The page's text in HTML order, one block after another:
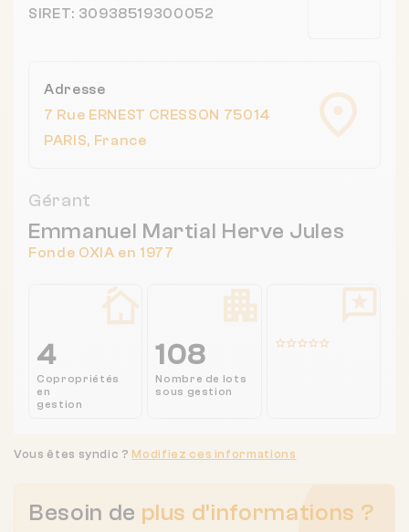
SIRET: 30938519300052
Adresse
7 Rue ERNEST CRESSON 75014
PARIS, France
Gérant
Emmanuel Martial Herve Jules
Fonde OXIA en 1977
4
Copropriétés
en
gestion
108
Nombre de lots
sous gestion
Besoin de plus d'informations ?
Vous êtes syndic ? Modifiez ces informations